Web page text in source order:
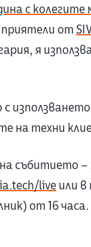
с колегите
от
я
на техни
събитието –
liveили в
от 16 часа.